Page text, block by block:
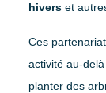
hivers et
Ces
activité au-
planter des